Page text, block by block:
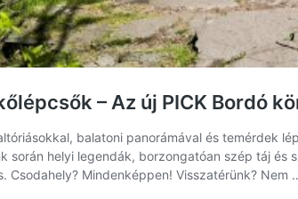
– Az új PICK Bordó
balatoni panorámával és temérdek
során helyi legendák, borzongatóan szép táj
Csodahely? Mindenképpen! Visszatérünk? Nem